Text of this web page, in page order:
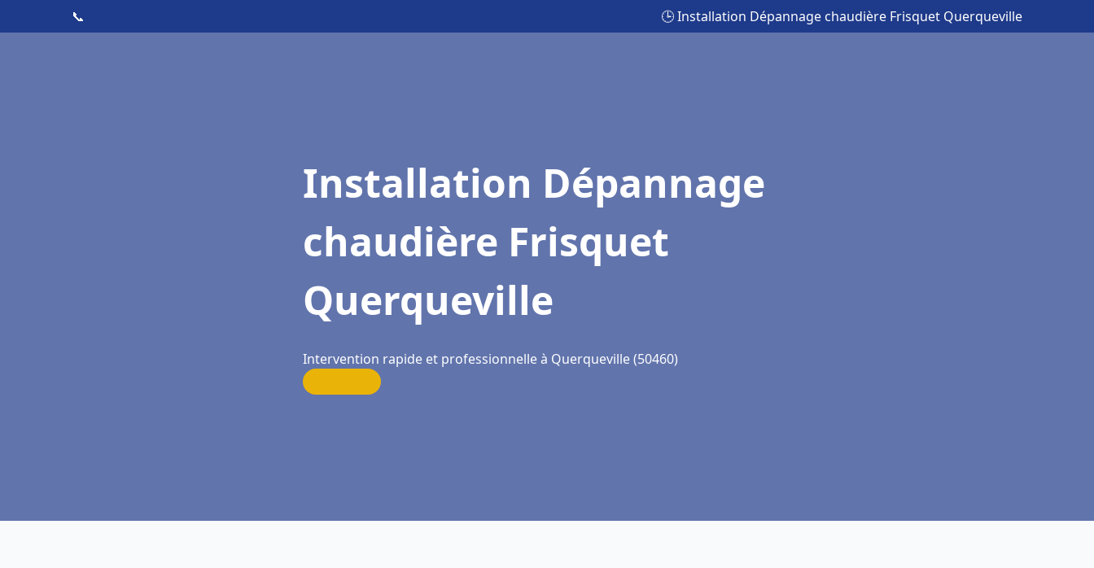
📞 🕒 Installation Dépannage chaudière Frisquet Querqueville
Installation Dépannage
chaudière Frisquet
Querqueville
Intervention rapide et professionnelle à Querqueville (50460)